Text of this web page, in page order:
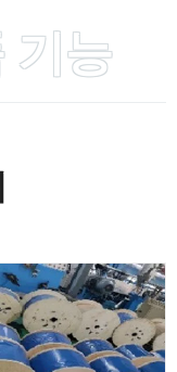
기능